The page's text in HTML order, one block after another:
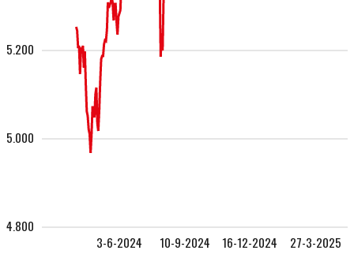
27-3-2025
16-12-2024
10-9-2024
3-6-2024
4.800
5.000
5.200